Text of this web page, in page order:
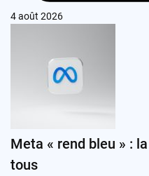
4 août 2026
Meta « rend bleu » :
tous